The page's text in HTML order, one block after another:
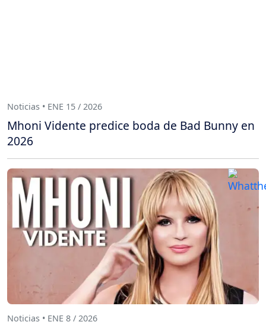
Noticias • ENE 15 / 2026
Mhoni Vidente predice boda de Bad Bunny en
2026
Noticias • ENE 8 / 2026